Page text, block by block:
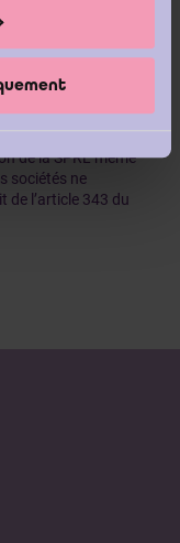
SPRL doit faire
pour toutes les
judiciaire. Cela
de la SPRL même
sociétés ne
de l’article 343 du